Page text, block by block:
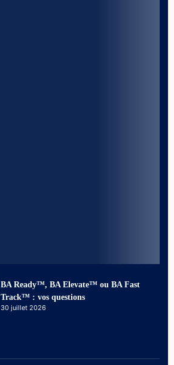
BA Ready™, BA Elevate™ ou BA Fast
Track™ : vos questions
30 juillet 2026